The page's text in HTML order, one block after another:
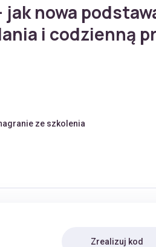
nowa
i codzienną
ze szkolenia
Zrealizuj kod